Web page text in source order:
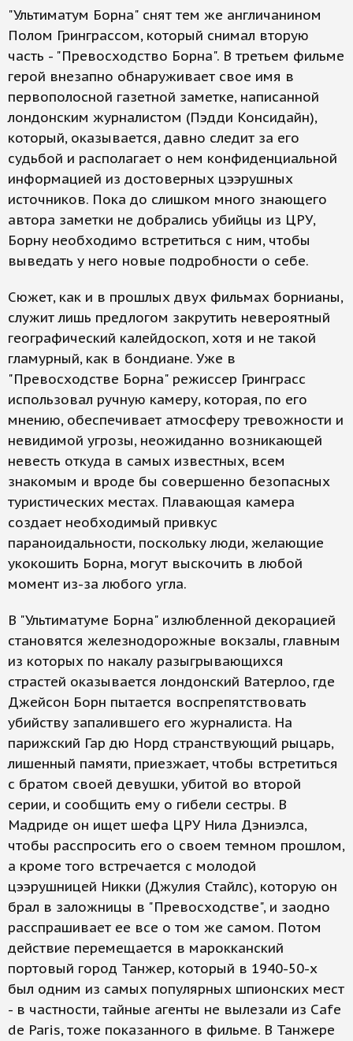
"Ультиматум Борна" снят тем же англичанином
Полом Гринграссом, который снимал вторую
часть - "Превосходство Борна". В третьем фильме
герой внезапно обнаруживает свое имя в
первополосной газетной заметке, написанной
лондонским журналистом (Пэдди Консидайн),
который, оказывается, давно следит за его
судьбой и располагает о нем конфиденциальной
информацией из достоверных цээрушных
источников. Пока до слишком много знающего
автора заметки не добрались убийцы из ЦРУ,
Борну необходимо встретиться с ним, чтобы
выведать у него новые подробности о себе.
Сюжет, как и в прошлых двух фильмах борнианы,
служит лишь предлогом закрутить невероятный
географический калейдоскоп, хотя и не такой
гламурный, как в бондиане. Уже в
"Превосходстве Борна" режиссер Гринграсс
использовал ручную камеру, которая, по его
мнению, обеспечивает атмосферу тревожности и
невидимой угрозы, неожиданно возникающей
невесть откуда в самых известных, всем
знакомым и вроде бы совершенно безопасных
туристических местах. Плавающая камера
создает необходимый привкус
параноидальности, поскольку люди, желающие
укокошить Борна, могут выскочить в любой
момент из-за любого угла.
В "Ультиматуме Борна" излюбленной декорацией
становятся железнодорожные вокзалы, главным
из которых по накалу разыгрывающихся
страстей оказывается лондонский Ватерлоо, где
Джейсон Борн пытается воспрепятствовать
убийству запалившего его журналиста. На
парижский Гар дю Норд странствующий рыцарь,
лишенный памяти, приезжает, чтобы встретиться
с братом своей девушки, убитой во второй
серии, и сообщить ему о гибели сестры. В
Мадриде он ищет шефа ЦРУ Нила Дэниэлса,
чтобы расспросить его о своем темном прошлом,
а кроме того встречается с молодой
цээрушницей Никки (Джулия Стайлс), которую он
брал в заложницы в "Превосходстве", и заодно
расспрашивает ее все о том же самом. Потом
действие перемещается в марокканский
портовый город Танжер, который в 1940-50-х
был одним из самых популярных шпионских мест
- в частности, тайные агенты не вылезали из Cafe
de Paris, тоже показанного в фильме. В Танжере